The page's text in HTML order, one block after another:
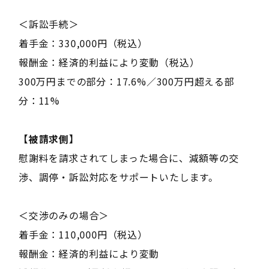
＜訴訟手続＞
着手金：330,000円（税込）
報酬金：経済的利益により変動（税込）
300万円までの部分：17.6%／300万円超える部
分：11%
【被請求側】
慰謝料を請求されてしまった場合に、減額等の交
渉、調停・訴訟対応をサポートいたします。
＜交渉のみの場合＞
着手金：110,000円（税込）
報酬金：経済的利益により変動